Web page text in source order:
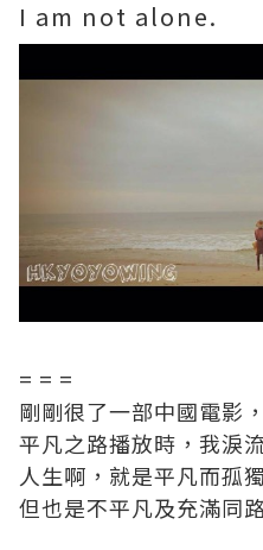
I am not alone.
= = =
剛剛很了一部中國電影
平凡之路播放時，我淚
人生啊，就是平凡而孤
但也是不平凡及充滿同